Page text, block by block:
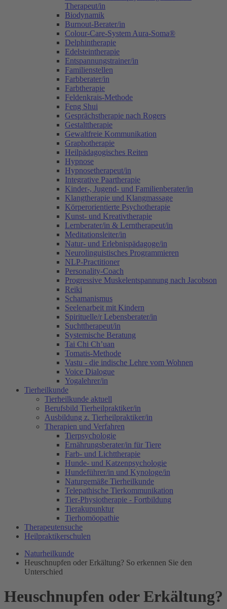
Therapeut/in
Biodynamik
Burnout-Berater/in
Colour-Care-System Aura-Soma®
Delphintherapie
Edelsteintherapie
Entspannungstrainer/in
Familienstellen
Farbberater/in
Farbtherapie
Feldenkrais-Methode
Feng Shui
Gesprächstherapie nach Rogers
Gestalttherapie
Gewaltfreie Kommunikation
Graphotherapie
Heilpädagogisches Reiten
Hypnose
Hypnosetherapeut/in
Integrative Paartherapie
Kinder-, Jugend- und Familienberater/in
Klangtherapie und Klangmassage
Körperorientierte Psychotherapie
Kunst- und Kreativtherapie
Lernberater/in & Lerntherapeut/in
Meditationsleiter/in
Natur- und Erlebnispädagoge/in
Neurolinguistisches Programmieren
NLP-Practitioner
Personality-Coach
Progressive Muskelentspannung nach Jacobson
Reiki
Schamanismus
Seelenarbeit mit Kindern
Spirituelle/r Lebensberater/in
Suchttherapeut/in
Systemische Beratung
Tai Chi Ch’uan
Tomatis-Methode
Vastu - die indische Lehre vom Wohnen
Voice Dialogue
Yogalehrer/in
Tierheilkunde
Tierheilkunde aktuell
Berufsbild Tierheilpraktiker/in
Ausbildung z. Tierheilpraktiker/in
Therapien und Verfahren
Tierpsychologie
Ernährungsberater/in für Tiere
Farb- und Lichttherapie
Hunde- und Katzenpsychologie
Hundeführer/in und Kynologe/in
Naturgemäße Tierheilkunde
Telepathische Tierkommunikation
Tier-Physiotherapie - Fortbildung
Tierakupunktur
Tierhomöopathie
Therapeutensuche
Heilpraktikerschulen
Naturheilkunde
Heuschnupfen oder Erkältung? So erkennen Sie den
Unterschied
Heuschnupfen oder Erkältung?